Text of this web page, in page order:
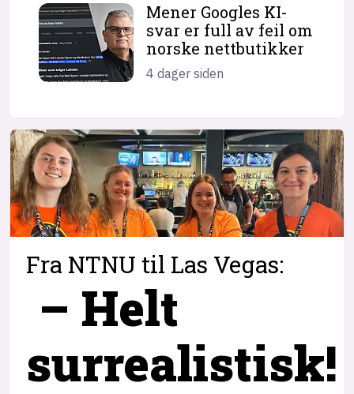
Mener Googles KI-
svar er full av feil om
norske nettbutikker
4 dager siden
Fra NTNU til Las Vegas:
– Helt
surrealistisk!